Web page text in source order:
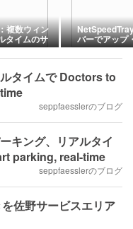
複数ウィン
タイムのサ
把握
バーでアップ
ード速度を表
タイムで Doctors to
seppfaesslerのブログ
キング、リアルタイ
parking, real-time
seppfaesslerのブログ
佐野サービスエリア